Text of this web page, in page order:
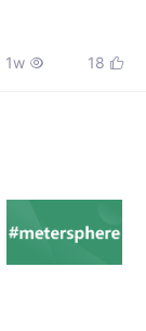
1w  18 